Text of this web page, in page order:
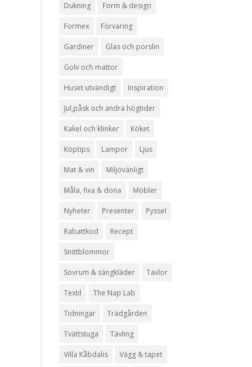
Dukning Form & design
Formex Förvaring
Gardiner Glas och porslin
Golv och mattor
Huset utvändigt Inspiration
Jul,påsk och andra högtider
Kakel och klinker Köket
Köptips Lampor Ljus
Mat & vin Miljövänligt
Måla, fixa & dona Möbler
Nyheter Presenter Pyssel
Rabattkod Recept
Snittblommor
Sovrum & sängkläder Tavlor
Textil The Nap Lab
Tidningar Trädgården
Tvättstuga Tävling
Villa Kåbdalis Vägg & tapet